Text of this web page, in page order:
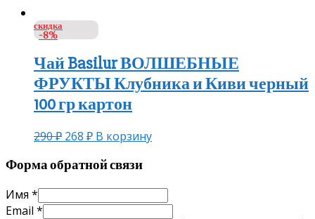
скидка
-8%
Чай Basilur ВОЛШЕБНЫЕ
ФРУКТЫ Клубника и Киви черный
100 гр картон
290₽ 268 ₽ В корзину
Форма обратной связи
Имя *
Email *